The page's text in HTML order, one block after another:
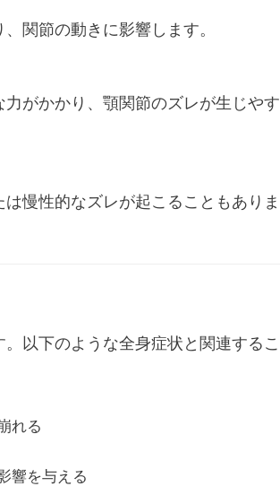
関節の動きに影響します。
がかかり、顎関節のズレが生じやす
慢性的なズレが起こることもありま
以下のような全身症状と関連するこ
れる
響を与える